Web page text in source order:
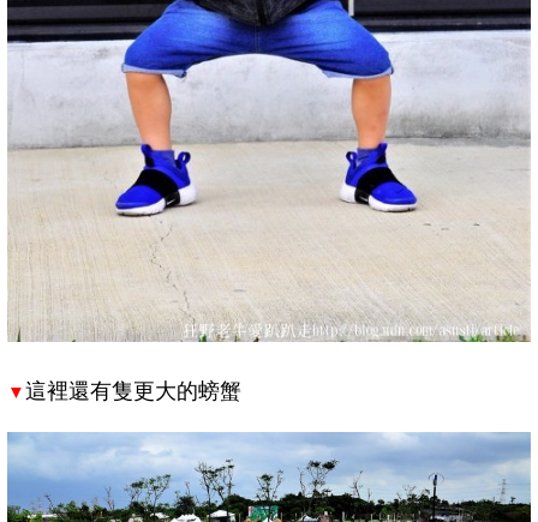
▼這裡還有隻更大的螃蟹